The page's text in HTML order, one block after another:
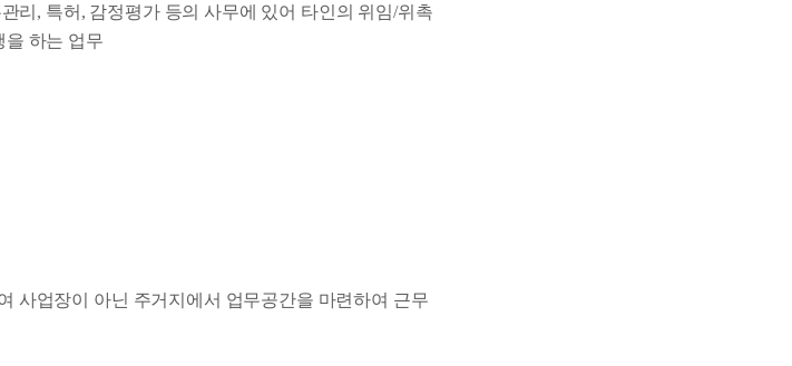
리, 특허, 감정평가 등의 사무에 있어 타인의 위임/위촉
을 하는 업무
사업장이 아닌 주거지에서 업무공간을 마련하여 근무